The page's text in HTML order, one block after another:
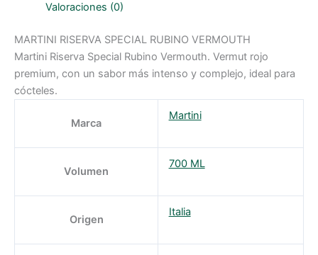
Valoraciones (0)
MARTINI RISERVA SPECIAL RUBINO VERMOUTH
Martini Riserva Special Rubino Vermouth. Vermut rojo
premium, con un sabor más intenso y complejo, ideal para
cócteles.
Marca
Martini
Volumen
700 ML
Origen
Italia